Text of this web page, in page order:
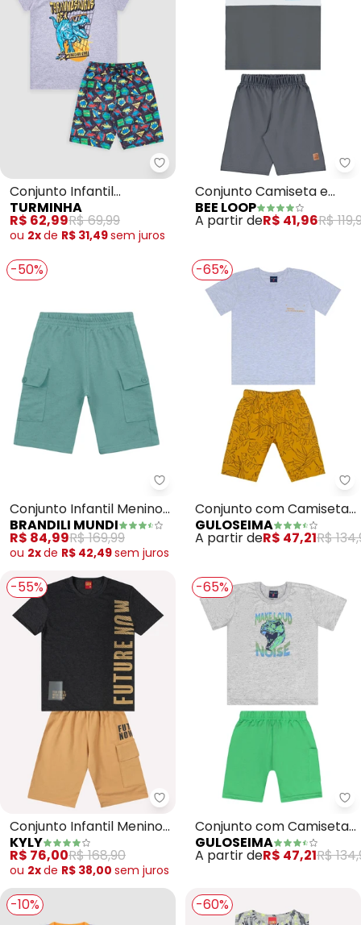
Turminha - Conjunto Infantil
Conjunto Infantil
Masculino Meia
Malha/Tactel
TURMINHA
R$ 62,99R$ 69,99
ou 2xde R$ 31,49sem juros
Conjunto Camiseta e
Bermuda (Cinza)
BEE LOOP
A partir deR$ 41,96R$
-50%
Brandili Mundi - Conjunto
Conjunto Infantil Menino
de Cacto (Cinza)
BRANDILI MUNDI
R$ 84,99R$ 169,99
ou 2xde R$ 42,49sem juros
-65%
Conjunto com Camiseta
e Bermuda (Cinza)
GULOSEIMA
A partir deR$ 47,21R$
-55%
Kyly - Conjunto Infantil Menino
Conjunto Infantil Menino
Lettering (Cinza)
KYLY
R$ 76,00R$ 168,90
ou 2xde R$ 38,00 sem juros
-65%
Conjunto com Camiseta
e Bermuda (Cinza)
GULOSEIMA
A partir deR$ 47,21R$
-10% -60%